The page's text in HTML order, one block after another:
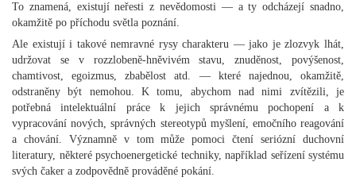
To znamená, existují neřesti z nevědomosti — a ty odcházejí snadno,
okamžitě po příchodu světla poznání.
Ale existují i takové nemravné rysy charakteru — jako je zlozvyk lhát,
udržovat se v rozzlobeně-hněvivém stavu, znuděnost, povýšenost,
chamtivost, egoizmus, zbabělost atd. — které najednou, okamžitě,
odstraněny být nemohou. K tomu, abychom nad nimi zvítězili, je
potřebná intelektuální práce k jejich správnému pochopení a k
vypracování nových, správných stereotypů myšlení, emočního reagování
a chování. Významně v tom může pomoci čtení seriózní duchovní
literatury, některé psychoenergetické techniky, například seřízení systému
svých čaker a zodpovědně prováděné pokání.